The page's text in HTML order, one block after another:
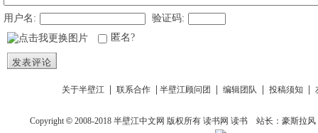
用户名:
验证码:
匿名?
发表评论
关于半壁江 联系合作 半壁江顾问团 编辑团队 投稿须知
Copyright © 2008-2018半壁江中文网 版权所有读书网 读书 站长：豪斯拉风